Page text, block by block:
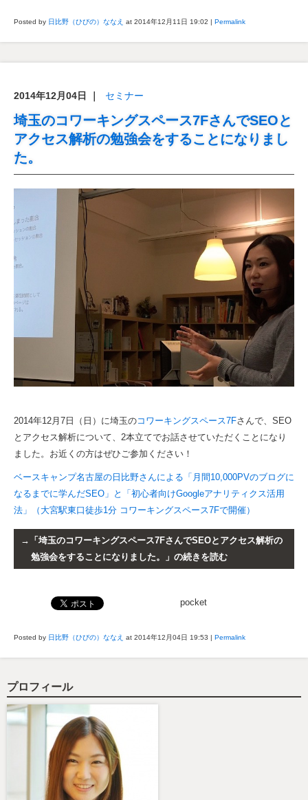
Posted by 日比野（ひびの）ななえ at 2014年12月11日 19:02 Permalink
2014年12月04日 セミナー
埼玉のコワーキングスペース7FさんでSEOと
アクセス解析の勉強会をすることになりまし
た。
2014年12月7日（日）に埼玉のコワーキングスペース7Fさんで、SEO
とアクセス解析について、2本立てでお話させていただくことになり
ました。お近くの方はぜひご参加ください！
ベースキャンプ名古屋の日比野さんによる「月間10,000PVのブログに
なるまでに学んだSEO」と「初心者向けGoogleアナリティクス活用
法」（大宮駅東口徒歩1分 コワーキングスペース7Fで開催）
「埼玉のコワーキングスペース7FさんでSEOとアクセス解析の
勉強会をすることになりました。」の続きを読む
pocket
Posted by 日比野（ひびの）ななえ at 2014年12月04日 19:53 | Permalink
プロフィール